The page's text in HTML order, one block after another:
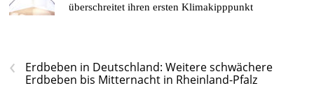
überschreitet ihren ersten Klimakipppunkt
‹
Erdbeben in Deutschland: Weitere schwächere
Erdbeben bis Mitternacht in Rheinland-Pfalz